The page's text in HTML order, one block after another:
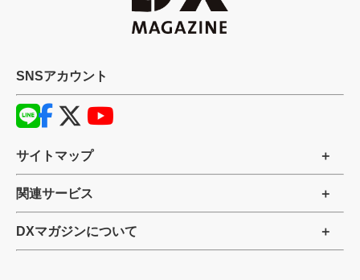
SNSアカウント
サイトマップ
関連サービス
DXマガジンについて